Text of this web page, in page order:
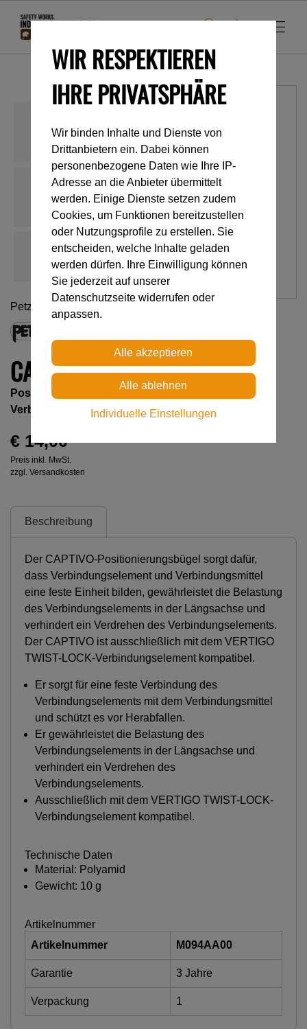
Petzl
CAPTIVO (10ER PACK )
Positionierungsbügel für VERTIGO TWIST-LOCK-
Verbindungselement (10er-Pack)
€ 14,00
Preis inkl. MwSt.
zzgl. Versandkosten
Beschreibung
Der CAPTIVO-Positionierungsbügel sorgt dafür,
dass Verbindungselement und Verbindungsmittel
eine feste Einheit bilden, gewährleistet die Belastung
des Verbindungselements in der Längsachse und
verhindert ein Verdrehen des Verbindungselements.
Der CAPTIVO ist ausschließlich mit dem VERTIGO
TWIST-LOCK-Verbindungselement kompatibel.
Er sorgt für eine feste Verbindung des
Verbindungselements mit dem Verbindungsmittel
und schützt es vor Herabfallen.
Er gewährleistet die Belastung des
Verbindungselements in der Längsachse und
verhindert ein Verdrehen des
Verbindungselements.
Ausschließlich mit dem VERTIGO TWIST-LOCK-
Verbindungselement kompatibel.
Technische Daten
Material: Polyamid
Gewicht: 10 g
Artikelnummer
Artikelnummer
M094AA00
Garantie 3 Jahre
Verpackung 1
WIR RESPEKTIEREN
IHRE PRIVATSPHÄRE
Wir binden Inhalte und Dienste von
Drittanbietern ein. Dabei können
personenbezogene Daten wie Ihre IP-
Adresse an die Anbieter übermittelt
werden. Einige Dienste setzen zudem
Cookies, um Funktionen bereitzustellen
oder Nutzungsprofile zu erstellen. Sie
entscheiden, welche Inhalte geladen
werden dürfen. Ihre Einwilligung können
Sie jederzeit auf unserer
Datenschutzseite widerrufen oder
anpassen.
Individuelle Einstellungen